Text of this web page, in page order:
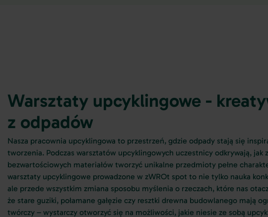
Warsztaty upcyklingowe -
z odpadów
Nasza pracownia upcyklingowa to przestrzeń, gdzie odpady stają się
tworzenia. Podczas warsztatów upcyklingowych uczestnicy odkrywają, jak
bezwartościowych materiałów tworzyć unikalne przedmioty pełne
warsztaty upcyklingowe prowadzone w zWROt spot to nie tylko nauka
ale przede wszystkim zmiana sposobu myślenia o rzeczach, które nas
że stare guziki, połamane gałęzie czy resztki drewna budowlanego mają
twórczy – wystarczy otworzyć się na możliwości, jakie niesie ze sobą